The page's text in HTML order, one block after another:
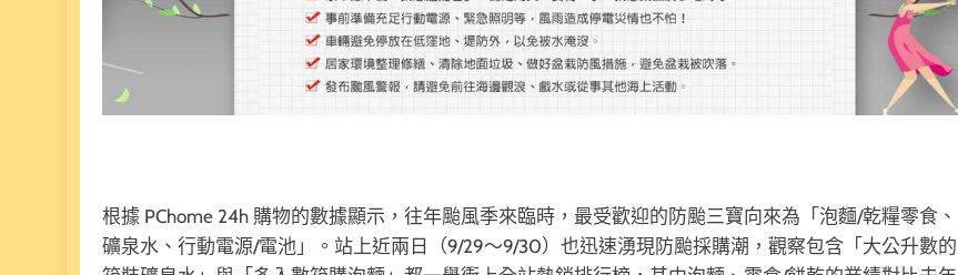
根據 PChome 24h 購物的數據顯示，往年颱風季來臨時，最受歡迎的防颱三寶向來為「泡麵/乾糧零食、
礦泉水、行動電源/電池」。站上近兩日（9/29～9/30）也迅速湧現防颱採購潮，觀察包含「大公升數的